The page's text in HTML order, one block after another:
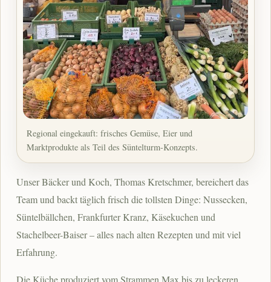
Regional eingekauft: frisches Gemüse, Eier und
Marktprodukte als Teil des Süntelturm-Konzepts.
Unser Bäcker und Koch, Thomas Kretschmer, bereichert das
Team und backt täglich frisch die tollsten Dinge: Nussecken,
Süntelbällchen, Frankfurter Kranz, Käsekuchen und
Stachelbeer-Baiser – alles nach alten Rezepten und mit viel
Erfahrung.
Die Küche produziert vom Strammen Max bis zu leckeren